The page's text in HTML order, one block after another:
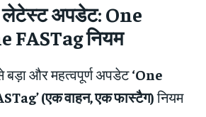
अपडेट: One
FASTag नियम
और महत्वपूर्ण अपडेट‘One
(एक वाहन, एक फास्टैग)नियम